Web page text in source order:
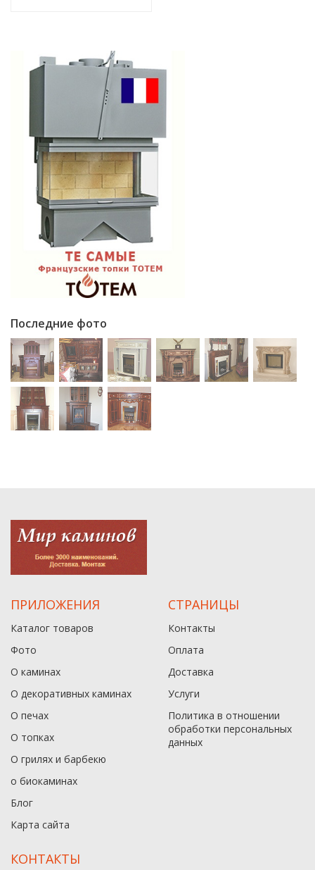
Последние фото
ПРИЛОЖЕНИЯ
Каталог товаров
Фото
О каминах
О декоративных каминах
О печах
О топках
О грилях и барбекю
о биокаминах
Блог
Карта сайта
СТРАНИЦЫ
Контакты
Оплата
Доставка
Услуги
Политика в отношении
обработки персональных
данныx
КОНТАКТЫ